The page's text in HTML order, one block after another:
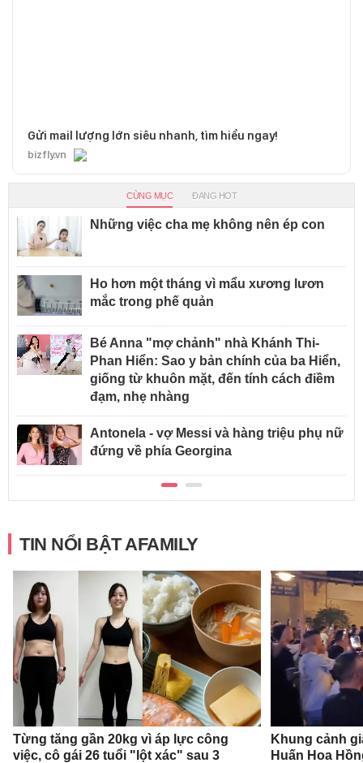
Gửi mail lượng lớn siêu nhanh, tìm hiểu ngay!
bizfly.vn
CÙNG MỤC ĐANG HOT
Những việc cha mẹ không nên ép con
Ho hơn một tháng vì mẩu xương lươn
mắc trong phế quản
Bé Anna "mợ chảnh" nhà Khánh Thi-
Phan Hiển: Sao y bản chính của ba Hiển,
giống từ khuôn mặt, đến tính cách điềm
đạm, nhẹ nhàng
Antonela - vợ Messi và hàng triệu phụ nữ
đứng về phía Georgina
TIN NỔI BẬT AFAMILY
Từng tăng gần 20kg vì áp lực công
việc, cô gái 26 tuổi "lột xác" sau 3
Khung cảnh
Huấn Hoa